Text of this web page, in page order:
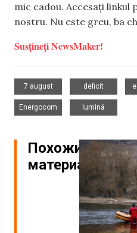
mic cadou. Accesați linkul
nostru. Nu este greu, ba
Susțineți NewsMaker!
7 august
deficit
Energocom
lumină
Похожие
материалы